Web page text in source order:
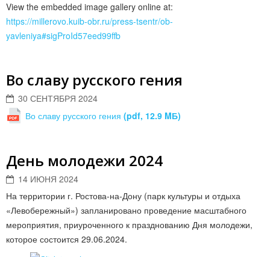
View the embedded image gallery online at:
https://millerovo.kuib-obr.ru/press-tsentr/ob-
yavleniya#sigProId57eed99ffb
Во славу русского гения
30 СЕНТЯБРЯ 2024
Во славу русского гения (pdf, 12.9 MБ)
День молодежи 2024
14 ИЮНЯ 2024
На территории г. Ростова-на-Дону (парк культуры и отдыха
«Левобережный») запланировано проведение масштабного
мероприятия, приуроченного к празднованию Дня молодежи,
которое состоится 29.06.2024.